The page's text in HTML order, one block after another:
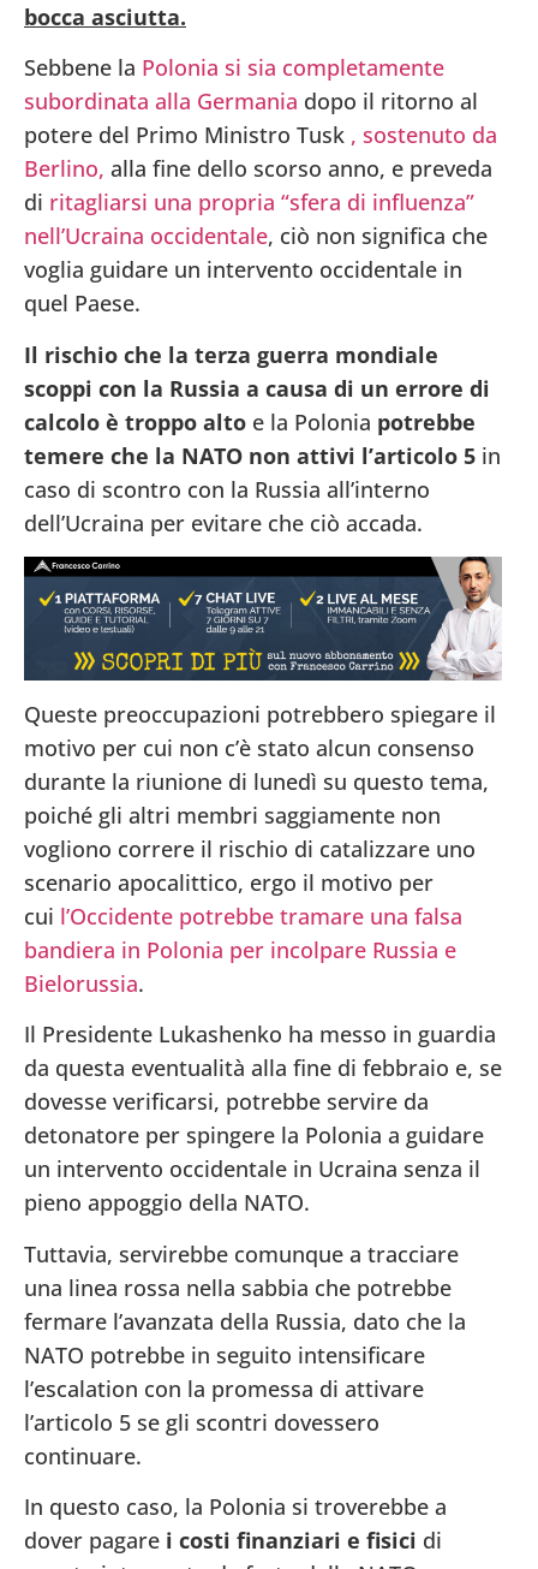
bocca asciutta.
Sebbene la Polonia si sia completamente
subordinata alla Germania dopo il ritorno al
potere del Primo Ministro Tusk , sostenuto da
Berlino, alla fine dello scorso anno, e preveda
di ritagliarsi una propria “sfera di influenza”
nell’Ucraina occidentale, ciò non significa che
voglia guidare un intervento occidentale in
quel Paese.
Il rischio che la terza guerra mondiale
scoppi con la Russia a causa di un errore di
calcolo è troppo alto e la Polonia potrebbe
temere che la NATO non attivi l’articolo 5 in
caso di scontro con la Russia all’interno
dell’Ucraina per evitare che ciò accada.
Queste preoccupazioni potrebbero spiegare il
motivo per cui non c’è stato alcun consenso
durante la riunione di lunedì su questo tema,
poiché gli altri membri saggiamente non
vogliono correre il rischio di catalizzare uno
scenario apocalittico, ergo il motivo per
cui l’Occidente potrebbe tramare una falsa
bandiera in Polonia per incolpare Russia e
Bielorussia.
Il Presidente Lukashenko ha messo in guardia
da questa eventualità alla fine di febbraio e, se
dovesse verificarsi, potrebbe servire da
detonatore per spingere la Polonia a guidare
un intervento occidentale in Ucraina senza il
pieno appoggio della NATO.
Tuttavia, servirebbe comunque a tracciare
una linea rossa nella sabbia che potrebbe
fermare l’avanzata della Russia, dato che la
NATO potrebbe in seguito intensificare
l’escalation con la promessa di attivare
l’articolo 5 se gli scontri dovessero
continuare.
In questo caso, la Polonia si troverebbe a
dover pagare i costi finanziari e fisici di